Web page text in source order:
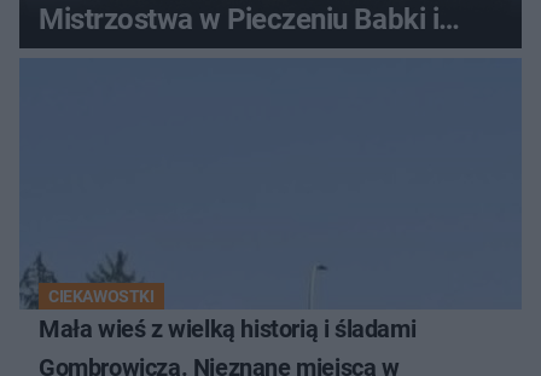
Mistrzostwa w Pieczeniu Babki i
Kiszki Ziemniaczanej
CIEKAWOSTKI
Mała wieś z wielką historią i śladami
Gombrowicza. Nieznane miejsca w